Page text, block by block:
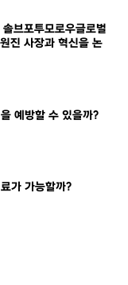
브포투모로우글로벌
진 사장과 혁신을 논
예방할 수 있을까?
가 가능할까?